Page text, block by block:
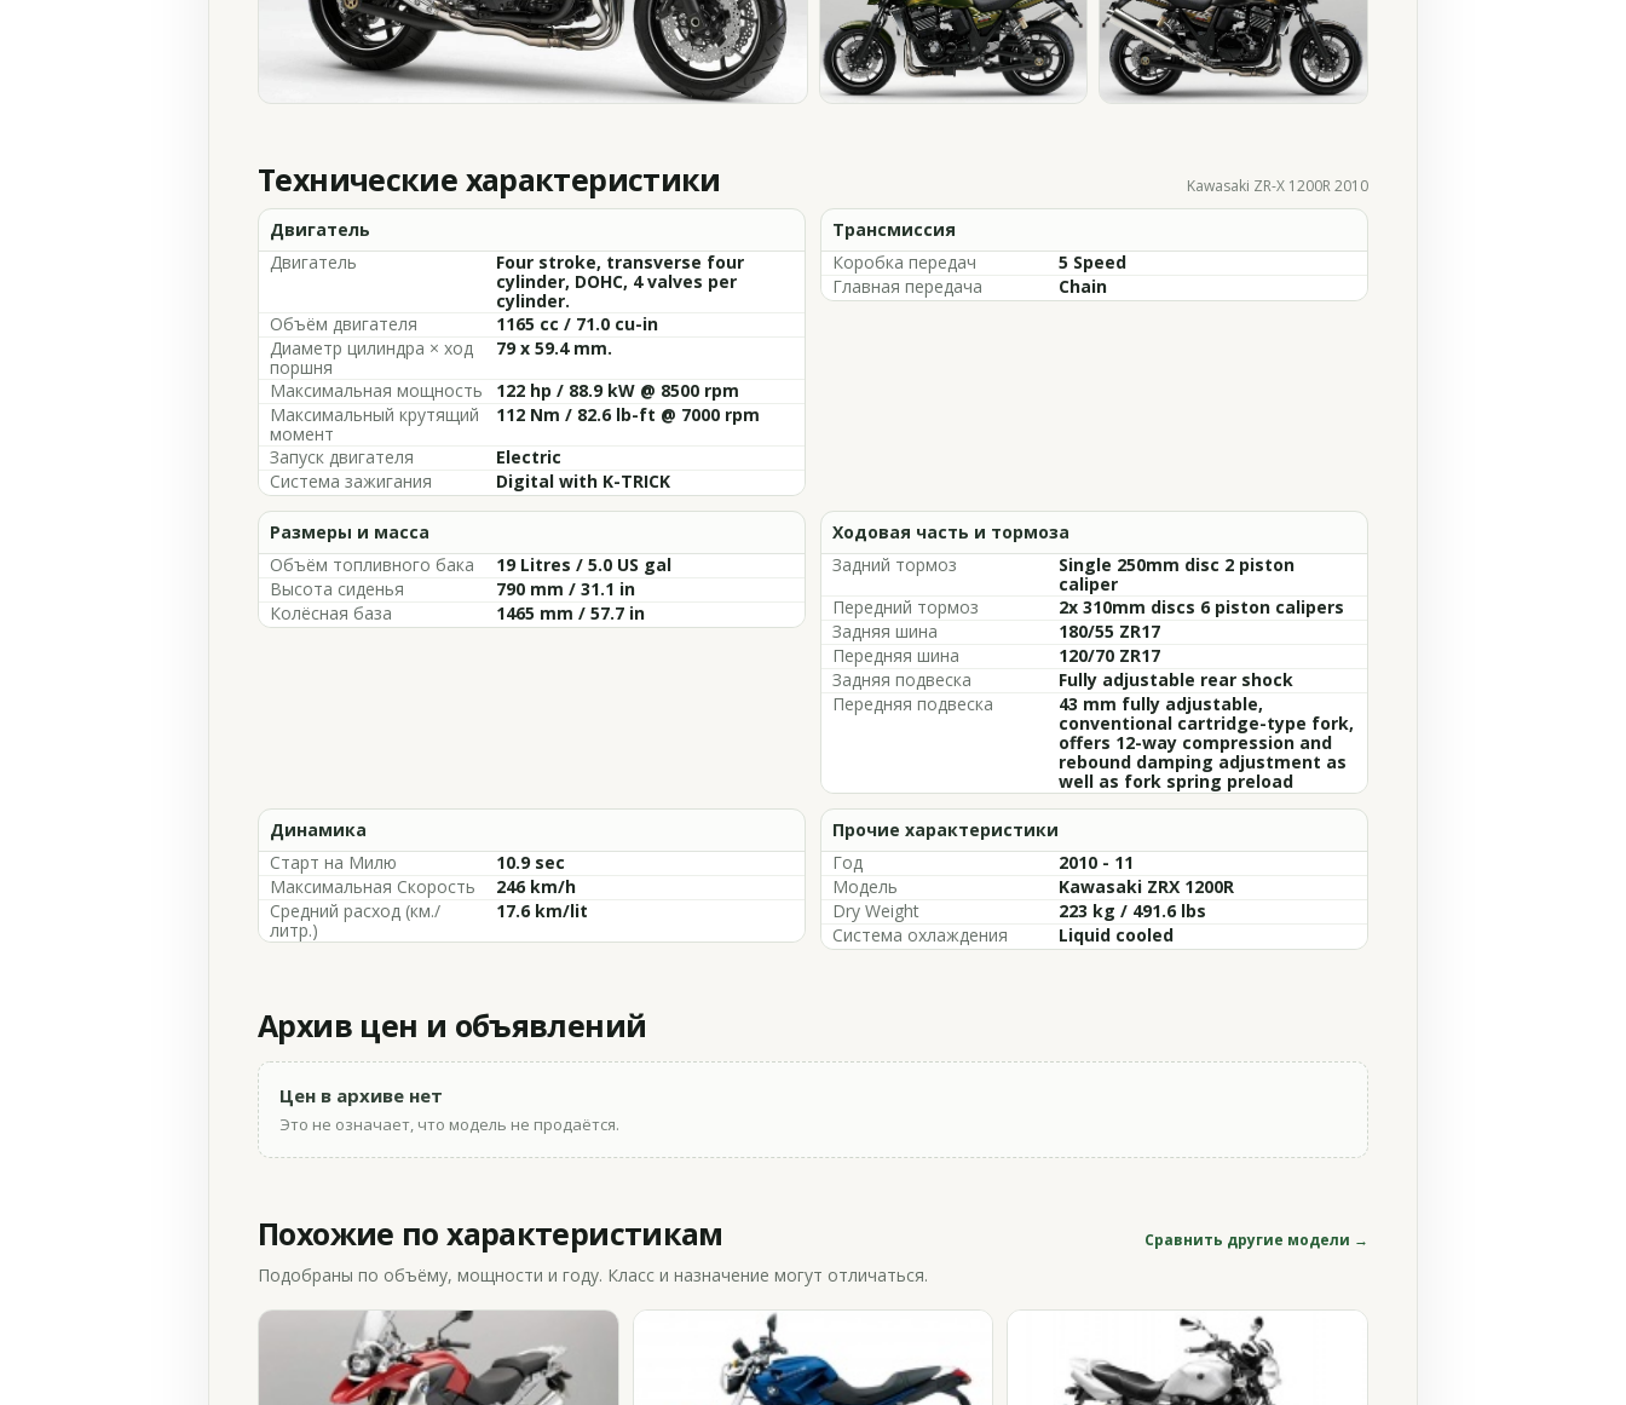
Технические характеристики Kawasaki ZR-X 1200R 2010
Двигатель
Двигатель
Four stroke, transverse four
cylinder, DOHC, 4 valves per
cylinder.
Объём двигателя
1165 cc / 71.0 cu-in
Диаметр цилиндра × ход
поршня
79 x 59.4 mm.
Максимальная мощность
122 hp / 88.9 kW @ 8500 rpm
Максимальный крутящий
момент
112 Nm / 82.6 lb-ft @ 7000 rpm
Запуск двигателя
Electric
Система зажигания
Digital with K-TRICK
Трансмиссия
Коробка передач
5 Speed
Главная передача
Chain
Размеры и масса
Объём топливного бака
19 Litres / 5.0 US gal
Высота сиденья
790 mm / 31.1 in
Колёсная база
1465 mm / 57.7 in
Ходовая часть и тормоза
Задний тормоз
Single 250mm disc 2 piston
caliper
Передний тормоз
2x 310mm discs 6 piston calipers
Задняя шина
180/55 ZR17
Передняя шина
120/70 ZR17
Задняя подвеска
Fully adjustable rear shock
Передняя подвеска
43 mm fully adjustable,
conventional cartridge-type fork,
offers 12-way compression and
rebound damping adjustment as
well as fork spring preload
Динамика
Старт на Милю
10.9 sec
Максимальная Скорость
246 km/h
Средний расход (км./
литр.)
17.6 km/lit
Прочие характеристики
Год
2010 - 11
Модель
Kawasaki ZRX 1200R
Dry Weight
223 kg / 491.6 lbs
Система охлаждения
Liquid cooled
Архив цен и объявлений
Цен в архиве нет
Это не означает, что модель не продаётся.
Похожие по характеристикам Сравнить другие модели →
Подобраны по объёму, мощности и году. Класс и назначение могут отличаться.